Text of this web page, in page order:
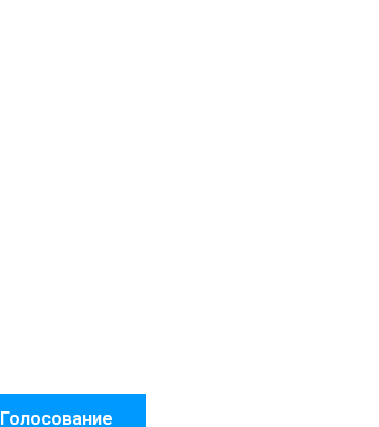
Голосование